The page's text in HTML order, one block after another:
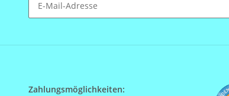
Zahlungsmöglichkeiten: